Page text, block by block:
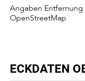
Angaben
OpenStreetMap
ECKDATEN